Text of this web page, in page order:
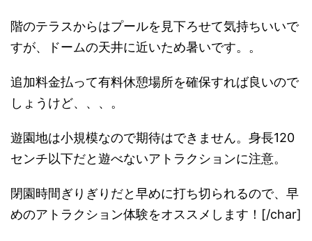
階のテラスからはプールを見下ろせて気持ちいいで
すが、ドームの天井に近いため暑いです。。
追加料金払って有料休憩場所を確保すれば良いので
しょうけど、、、。
遊園地は小規模なので期待はできません。身長120
センチ以下だと遊べないアトラクションに注意。
閉園時間ぎりぎりだと早めに打ち切られるので、早
めのアトラクション体験をオススメします！[/char]